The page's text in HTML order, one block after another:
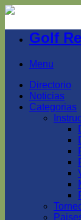
Golf
Menu
Directorio
Noticias
Categorias